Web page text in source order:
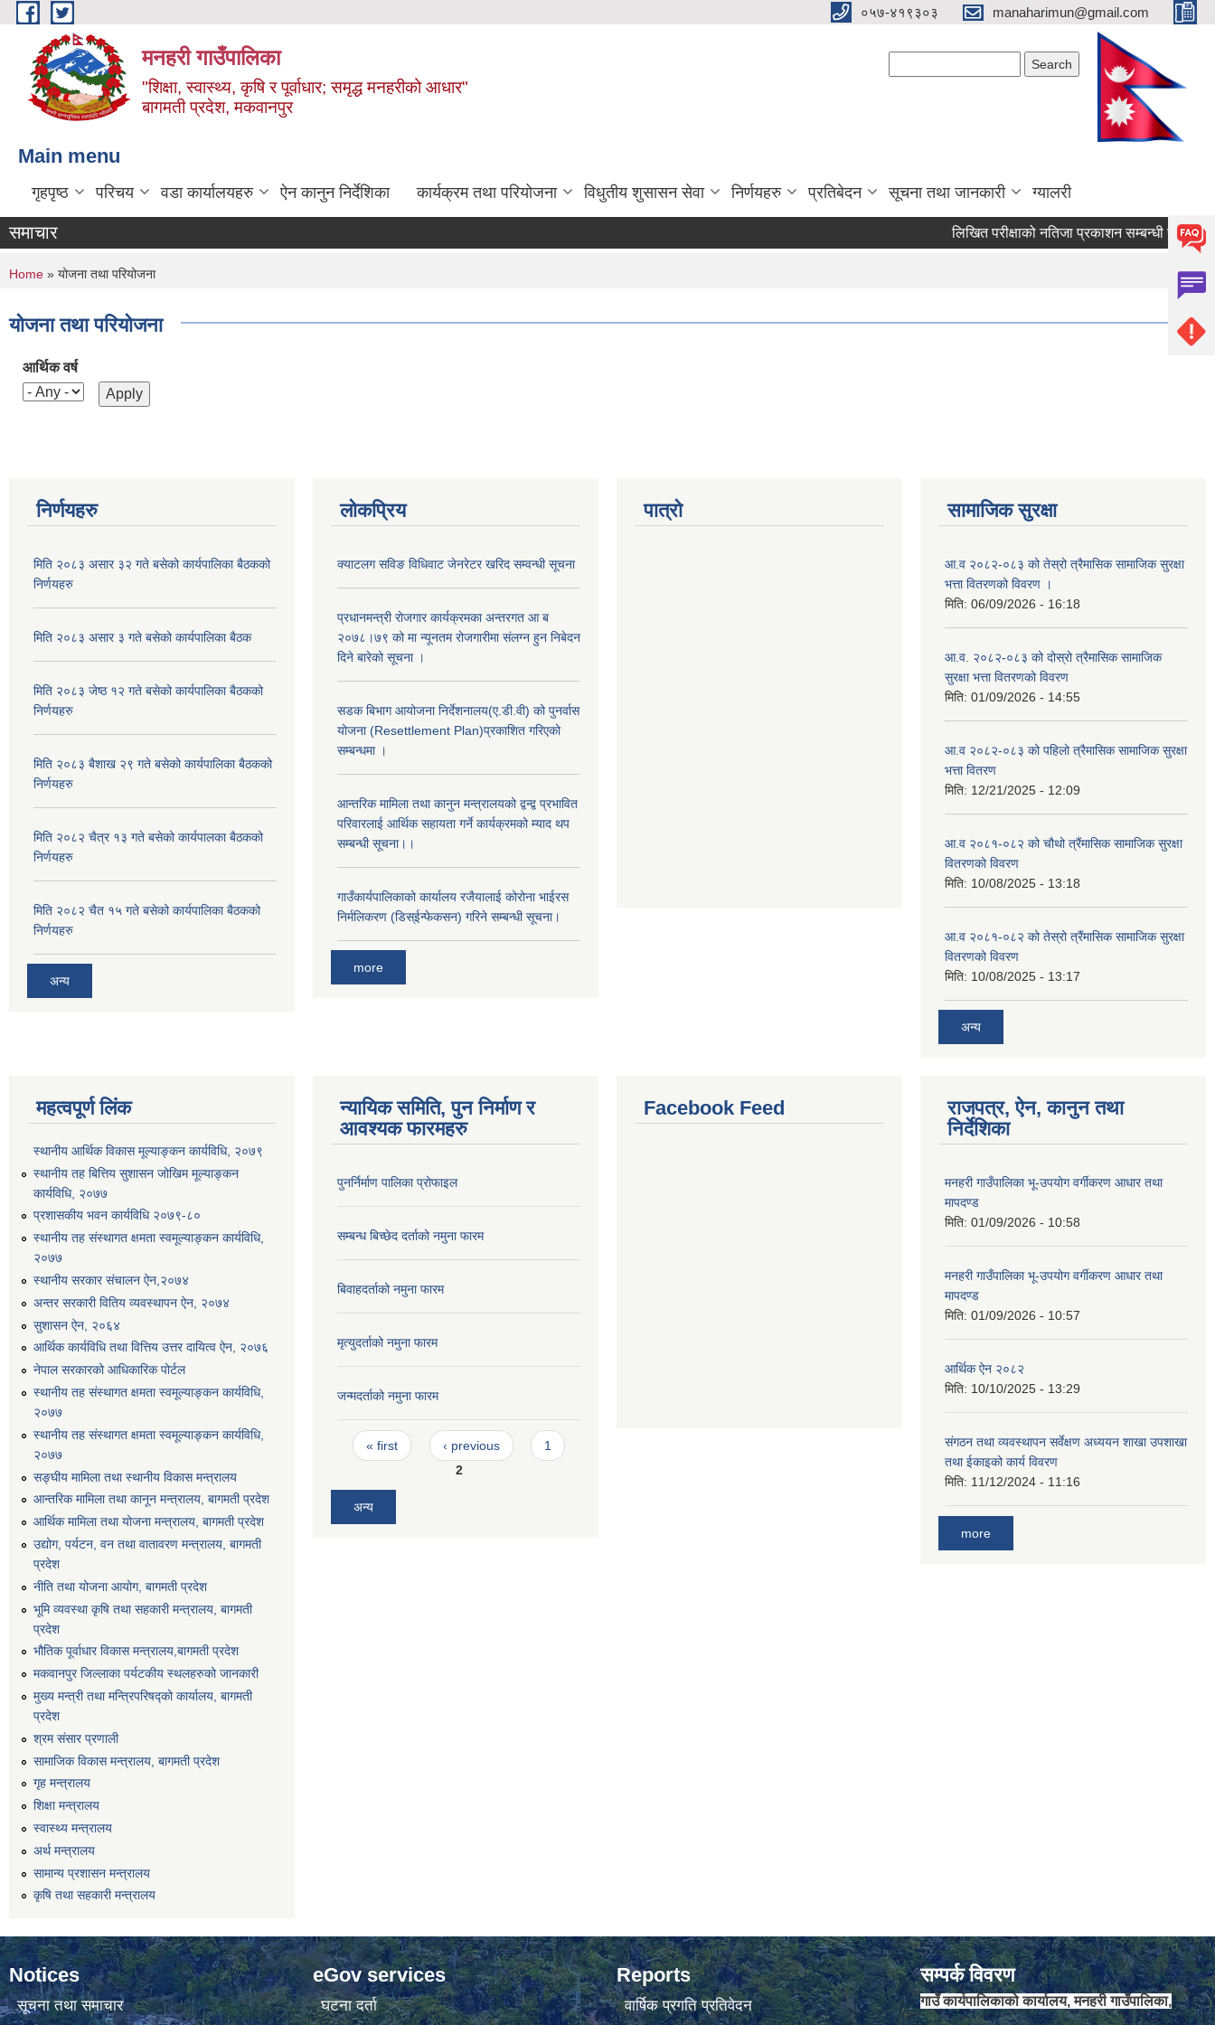
Skip to main content ०५७-४१९३०३ manaharimun@gmail.com
मनहरी गाउँपालिका
"शिक्षा, स्वास्थ्य, कृषि र पूर्वाधार; समृद्ध मनहरीको आधार"
बागमती प्रदेश, मकवानपुर
Main menu
गृहपृष्ठ परिचय वडा कार्यालयहरु ऐन कानुन निर्देशिका कार्यक्रम तथा परियोजना विधुतीय शुसासन सेवा निर्णयहरु प्रतिबेदन सूचना तथा जानकारी ग्यालरी
समाचार लिखित परीक्षाको नतिजा प्रकाशन सम्बन्धी सूचना ।
You are here
Home » योजना तथा परियोजना
योजना तथा परियोजना
आर्थिक वर्ष
निर्णयहरु
मिति २०८३ असार ३२ गते बसेको कार्यपालिका बैठकको
निर्णयहरु
मिति २०८३ असार ३ गते बसेको कार्यपालिका बैठक
मिति २०८३ जेष्ठ १२ गते बसेको कार्यपालिका बैठकको
निर्णयहरु
मिति २०८३ बैशाख २९ गते बसेको कार्यपालिका बैठकको
निर्णयहरु
मिति २०८२ चैत्र १३ गते बसेको कार्यपालका बैठकको
निर्णयहरु
मिति २०८२ चैत १५ गते बसेको कार्यपालिका बैठकको
निर्णयहरु
अन्य
लोकप्रिय
क्याटलग सविङ विधिवाट जेनरेटर खरिद सम्वन्धी सूचना
प्रधानमन्त्री रोजगार कार्यक्रमका अन्तरगत आ ब
२०७८।७९ को मा न्यूनतम रोजगारीमा संलग्न हुन निबेदन
दिने बारेको सूचना ।
सडक बिभाग आयोजना निर्देशनालय(ए.डी.वी) को पुनर्वास
योजना (Resettlement Plan)प्रकाशित गरिएको
सम्बन्धमा ।
आन्तरिक मामिला तथा कानुन मन्त्रालयको द्वन्द्व प्रभावित
परिवारलाई आर्थिक सहायता गर्ने कार्यक्रमको म्याद थप
सम्बन्धी सूचना।।
गाउँकार्यपालिकाको कार्यालय रजैयालाई कोरोना भाईरस
निर्मलिकरण (डिस्ईन्फेकसन) गरिने सम्बन्धी सूचना।
more
पात्रो सामाजिक सुरक्षा
आ.व २०८२-०८३ को तेस्रो त्रैमासिक सामाजिक सुरक्षा
भत्ता वितरणको विवरण ।
मिति: 06/09/2026 - 16:18
आ.व. २०८२-०८३ को दोस्रो त्रैमासिक सामाजिक
सुरक्षा भत्ता वितरणको विवरण
मिति: 01/09/2026 - 14:55
आ.व २०८२-०८३ को पहिलो त्रैमासिक सामाजिक सुरक्षा
भत्ता वितरण
मिति: 12/21/2025 - 12:09
आ.व २०८१-०८२ को चौथो त्रैंमासिक सामाजिक सुरक्षा
वितरणको विवरण
मिति: 10/08/2025 - 13:18
आ.व २०८१-०८२ को तेस्रो त्रैंमासिक सामाजिक सुरक्षा
वितरणको विवरण
मिति: 10/08/2025 - 13:17
अन्य
महत्वपूर्ण लिंक
स्थानीय आर्थिक विकास मूल्याङ्कन कार्यविधि, २०७९
स्थानीय तह बित्तिय सुशासन जोखिम मूल्याङ्कन
कार्यविधि, २०७७
प्रशासकीय भवन कार्यविधि २०७९-८०
स्थानीय तह संस्थागत क्षमता स्वमूल्याङ्कन कार्यविधि,
२०७७
स्थानीय सरकार संचालन ऐन,२०७४
अन्तर सरकारी वितिय व्यवस्थापन ऐन, २०७४
सुशासन ऐन, २०६४
आर्थिक कार्यविधि तथा वित्तिय उत्तर दायित्व ऐन, २०७६
नेपाल सरकारको आधिकारिक पोर्टल
स्थानीय तह संस्थागत क्षमता स्वमूल्याङ्कन कार्यविधि,
२०७७
स्थानीय तह संस्थागत क्षमता स्वमूल्याङ्कन कार्यविधि,
२०७७
सङ्घीय मामिला तथा स्थानीय विकास मन्त्रालय
आन्तरिक मामिला तथा कानून मन्त्रालय, बागमती प्रदेश
आर्थिक मामिला तथा योजना मन्त्रालय, बागमती प्रदेश
उद्योग, पर्यटन, वन तथा वातावरण मन्त्रालय, बागमती
प्रदेश
नीति तथा योजना आयोग, बागमती प्रदेश
भूमि व्यवस्था कृषि तथा सहकारी मन्त्रालय, बागमती
प्रदेश
भौतिक पूर्वाधार विकास मन्त्रालय,बागमती प्रदेश
मकवानपुर जिल्लाका पर्यटकीय स्थलहरुको जानकारी
मुख्य मन्त्री तथा मन्त्रिपरिषद्को कार्यालय, बागमती
प्रदेश
श्रम संसार प्रणाली
सामाजिक विकास मन्त्रालय, बागमती प्रदेश
गृह मन्त्रालय
शिक्षा मन्त्रालय
स्वास्थ्य मन्त्रालय
अर्थ मन्त्रालय
सामान्य प्रशासन मन्त्रालय
कृषि तथा सहकारी मन्त्रालय
न्यायिक समिति, पुन निर्माण र
आवश्यक फारमहरु
पुनर्निर्माण पालिका प्रोफाइल
सम्बन्ध बिच्छेद दर्ताको नमुना फारम
बिवाहदर्ताको नमुना फारम
मृत्युदर्ताको नमुना फारम
जन्मदर्ताको नमुना फारम
Pages
« first ‹ previous
1
2
अन्य
Facebook Feed
राजपत्र, ऐन, कानुन तथा
निर्देशिका
मनहरी गाउँपालिका भू-उपयोग वर्गीकरण आधार तथा
मापदण्ड
मिति: 01/09/2026 - 10:58
मनहरी गाउँपालिका भू-उपयोग वर्गीकरण आधार तथा
मापदण्ड
मिति: 01/09/2026 - 10:57
आर्थिक ऐन २०८२
मिति: 10/10/2025 - 13:29
संगठन तथा व्यवस्थापन सर्वेक्षण अध्ययन शाखा उपशाखा
तथा ईकाइको कार्य विवरण
मिति: 11/12/2024 - 11:16
more
Notices
सूचना तथा समाचार
eGov services
घटना दर्ता
Reports
वार्षिक प्रगति प्रतिवेदन
सम्पर्क विवरण
गाउँ कार्यपालिकाको कार्यालय, मनहरी गाउँपालिका,